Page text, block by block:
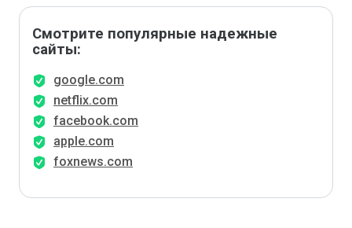
Смотрите популярные надежные
сайты:
google.com
netflix.com
facebook.com
apple.com
foxnews.com